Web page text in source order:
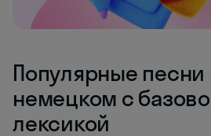
Популярные песни
немецком с
лексикой